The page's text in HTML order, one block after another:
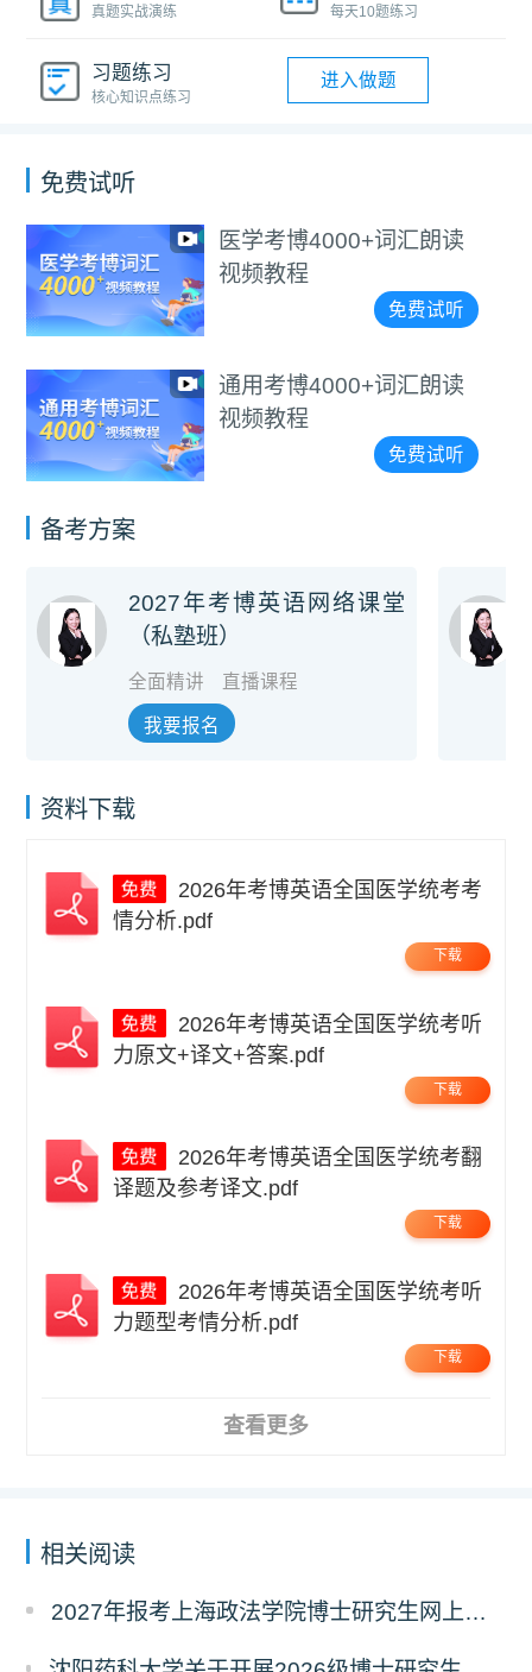
真题实战演练 每天10题练习
习题练习
核心知识点练习
进入做题
免费试听
医学考博4000+词汇朗读
视频教程
免费试听
通用考博4000+词汇朗读
视频教程
免费试听
备考方案
2027年考博英语网络课堂
（私塾班）
全面精讲 直播课程
我要报名
资料下载
情分析.pdf
下载
力原文+译文+答案.pdf
下载
译题及参考译文.pdf
下载
力题型考情分析.pdf
下载
查看更多
相关阅读
2027年报考上海政法学院博士研究生网上报名公告